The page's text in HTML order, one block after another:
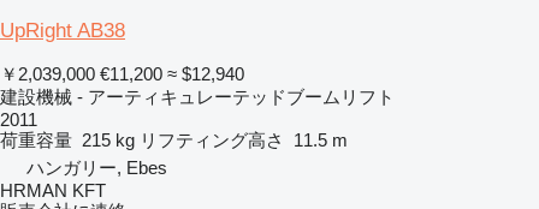
UpRight AB38
￥2,039,000 €11,200 ≈ $12,940
建設機械 - アーティキュレーテッドブームリフト
2011
荷重容量 215 kg リフティング高さ
11.5 m
ハンガリー, Ebes
HRMAN KFT